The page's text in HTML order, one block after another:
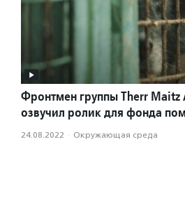
Фронтмен группы Therr Maitz
озвучил ролик для фонда
24.08.2022 · Окружающая среда